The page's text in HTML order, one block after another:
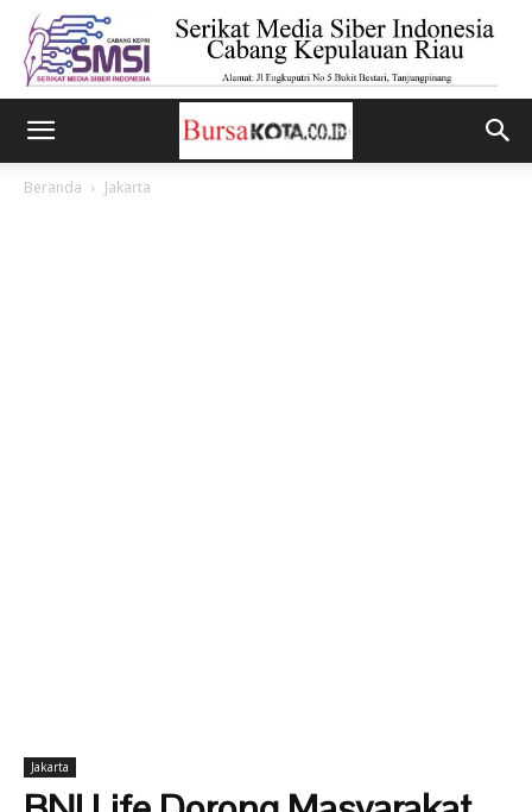
Beranda Jakarta
Jakarta